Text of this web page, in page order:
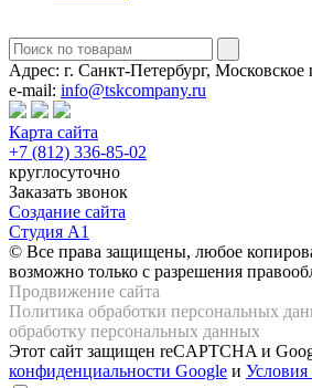
Адрес: г. Санкт-Петербург,
e-mail: info@tskcompany.ru
Карта сайта
+7 (812) 336-85-02
круглосуточно
Заказать звонок
Создание сайта
Студия А1
© Все права защищены, любое
возможно только с разрешения
Продвижение сайта
Политика обработки персональных
обработку персональных данных
Этот сайт защищен reCAPTCHA и
конфиденциальности Google и Условия